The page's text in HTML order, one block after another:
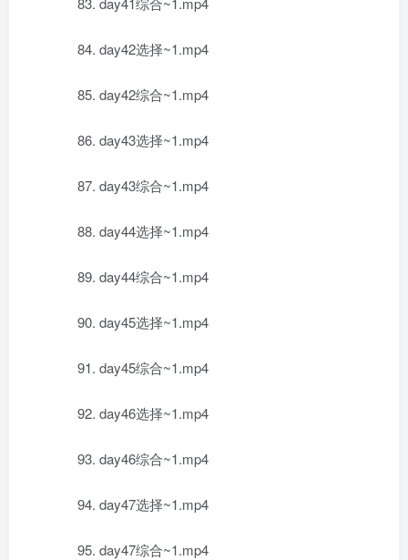
84. day42选择~1.mp4
85. day42综合~1.mp4
86. day43选择~1.mp4
87. day43综合~1.mp4
88. day44选择~1.mp4
89. day44综合~1.mp4
90. day45选择~1.mp4
91. day45综合~1.mp4
92. day46选择~1.mp4
93. day46综合~1.mp4
94. day47选择~1.mp4
95. day47综合~1.mp4